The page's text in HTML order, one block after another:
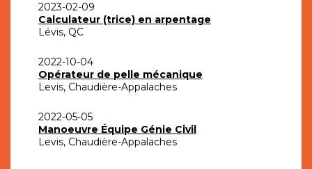
2023-02-09
Calculateur (trice) en arpentage
Lévis, QC
2022-10-04
Opérateur de pelle mécanique
Levis, Chaudière-Appalaches
2022-05-05
Manoeuvre Équipe Génie Civil
Levis, Chaudière-Appalaches